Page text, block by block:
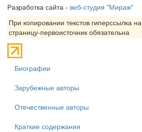
Разработка сайта - веб-студия "Мираж"
При копировании текстов гиперссылка на
страницу-первоисточник обязательна
Биографии
Зарубежные авторы
Отечественные авторы
Краткие содержания